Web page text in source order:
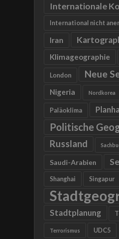
Internationale
International nicht
Iran
Klimageographie
London Neue
Nigeria Nordkorea
Paläoklima
Politische
Russland
Saudi-Arabien
Shanghai Singapur
Stadtplanung
Terrorismus UDC5